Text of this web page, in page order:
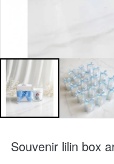
Souvenir lilin box